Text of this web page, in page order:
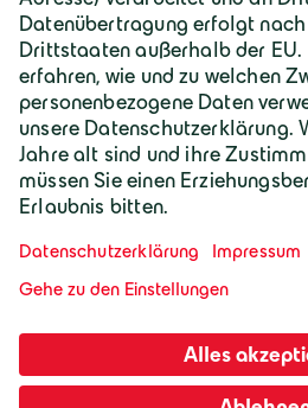
Geiger Gruppe
Wilhelm-Geiger-Straße 1
87561 Oberstdorf
+49 8322 18 0
info@geigergruppe.de
Darf ich mich
Fragen und